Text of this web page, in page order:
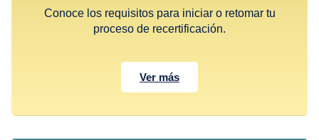
Conoce los requisitos para iniciar o retomar tu
proceso de recertificación.
Ver más